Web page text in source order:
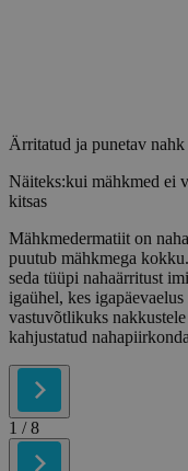
Ärritatud ja punetav
Näiteks:kui mähkmed ei
kitsas
Mähkmedermatiit on
puutub mähkmega
seda tüüpi nahaärritust
igaühel, kes
vastuvõtlikuks
kahjustatud
1 / 8